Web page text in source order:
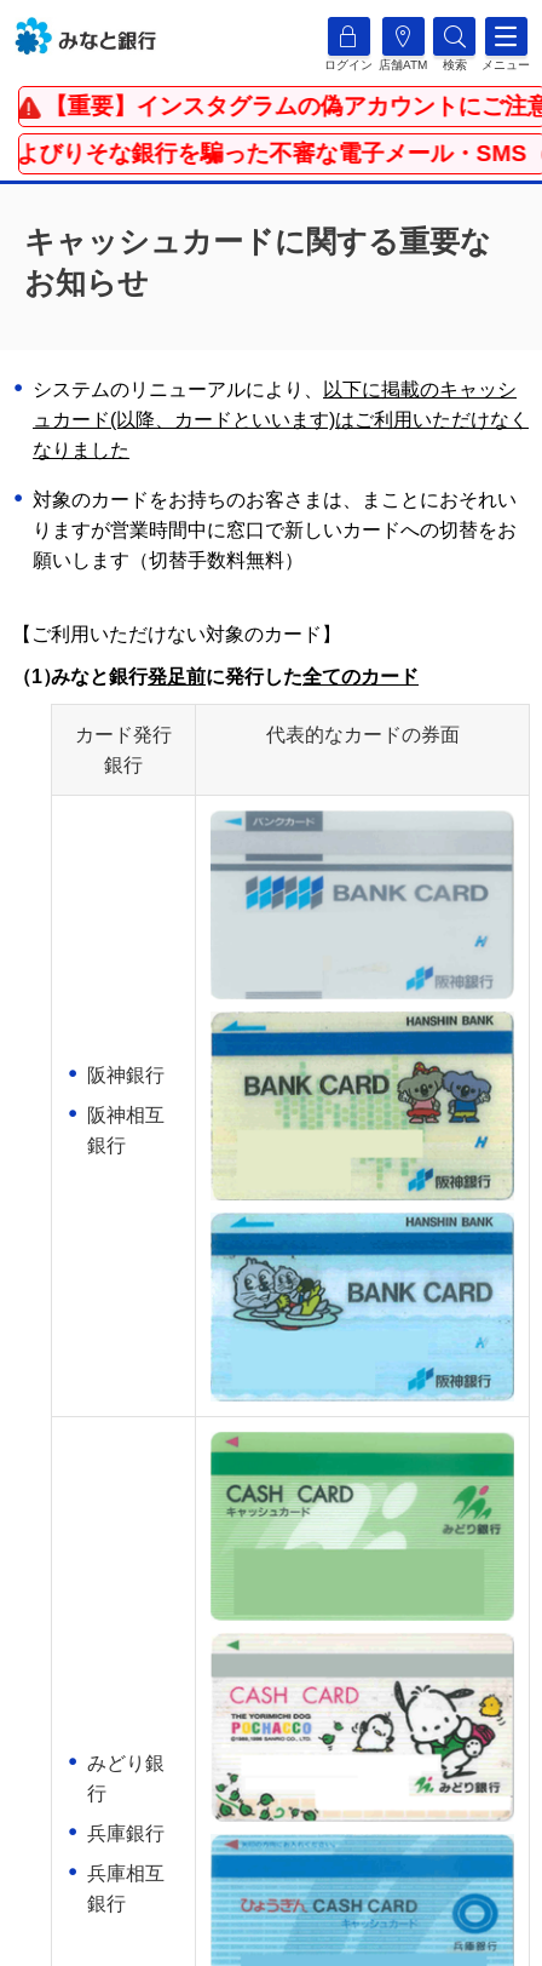
ログイン 店舗ATM 検索 メニュー
【重要】インスタグラムの偽アカウントにご注意
そな銀行を騙った不審な電子メール・SMS（シ
キャッシュカードに関する重要な
お知らせ
システムのリニューアルにより、
以下に掲載のキャッシ
ュカード(以降、カードといいます)はご利用いただけなく
なりました
対象のカードをお持ちのお客さまは、まことにおそれい
りますが営業時間中に窓口で新しいカードへの切替をお
願いします（切替手数料無料）
【ご利用いただけない対象のカード】
（1）みなと銀行発足前に発行した全てのカード
カード発行
銀行
代表的なカードの券面
阪神銀行
阪神相互
銀行
みどり銀
行
兵庫銀行
兵庫相互
銀行